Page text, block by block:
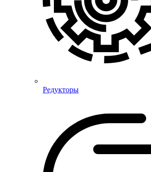
Редукторы